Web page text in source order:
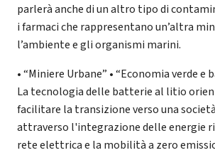
parlerà anche di un altro tipo di
i farmaci che rappresentano un’altra
l’ambiente e gli organismi marini.
• “Miniere Urbane” • “Economia verde
La tecnologia delle batterie al litio
facilitare la transizione verso una
attraverso l'integrazione delle energie
rete elettrica e la mobilità a zero